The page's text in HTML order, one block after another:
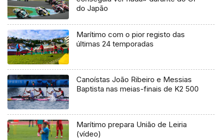
do Japão
Marítimo com o pior registo das
últimas 24 temporadas
Canoístas João Ribeiro e Messias
Baptista nas meias-finais de K2 500
Marítimo prepara União de Leiria
(vídeo)